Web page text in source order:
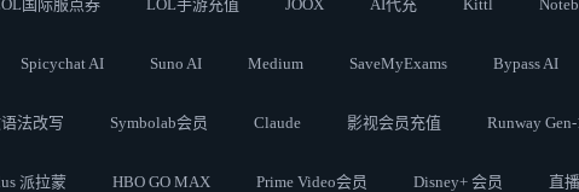
国际服点券 LOL手游充值 JOOX AI代充 Kittl
Spicychat AI Suno AI Medium SaveMyExams Bypass AI
法改写 Symbolab会员 Claude 影视会员充值 Runway
派拉蒙 HBO GO MAX Prime Video会员 Disney+ 会员 直